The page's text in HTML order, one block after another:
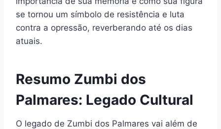
se tornou um símbolo de resistência e luta
contra a opressão, reverberando até os dias
atuais.
Resumo Zumbi dos
Palmares: Legado Cultural
O legado de Zumbi dos Palmares vai além de